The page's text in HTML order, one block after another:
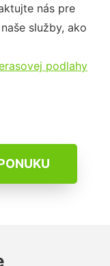
nás pre
služby, ako
podlahy